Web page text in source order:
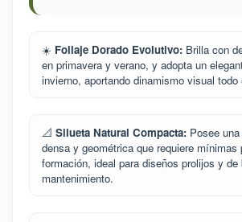
☀️ Follaje Dorado Evolutivo: Brilla con
en primavera y verano, y adopta un
invierno, aportando dinamismo visual todo
📐 Silueta Natural Compacta: Posee
densa y geométrica que requiere mínimas
formación, ideal para diseños prolijos y de
mantenimiento.